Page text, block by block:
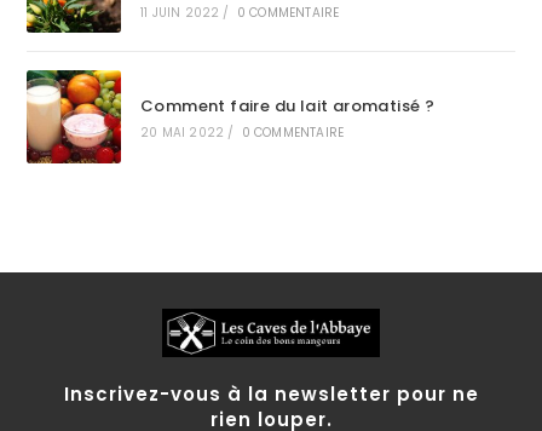
11 JUIN 2022 / 0 COMMENTAIRE
Comment faire du lait aromatisé ?
20 MAI 2022 / 0 COMMENTAIRE
Inscrivez-vous à la newsletter pour ne
rien louper.